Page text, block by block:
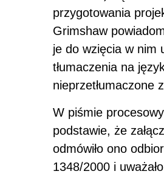
przygotowania
Grimshaw
je do wzięcia w nim
tłumaczenia na
nieprzetłumaczone
W piśmie
podstawie, że
odmówiło ono
1348/2000 i